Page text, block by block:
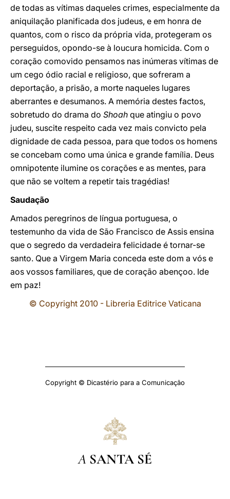
de todas as vítimas daqueles crimes, especialmente da
aniquilação planificada dos judeus, e em honra de
quantos, com o risco da própria vida, protegeram os
perseguidos, opondo-se à loucura homicida. Com o
coração comovido pensamos nas inúmeras vítimas de
um cego ódio racial e religioso, que sofreram a
deportação, a prisão, a morte naqueles lugares
aberrantes e desumanos. A memória destes factos,
sobretudo do drama do Shoah que atingiu o povo
judeu, suscite respeito cada vez mais convicto pela
dignidade de cada pessoa, para que todos os homens
se concebam como uma única e grande família. Deus
omnipotente ilumine os corações e as mentes, para
que não se voltem a repetir tais tragédias!
Saudação
Amados peregrinos de língua portuguesa, o
testemunho da vida de São Francisco de Assis ensina
que o segredo da verdadeira felicidade é tornar-se
santo. Que a Virgem Maria conceda este dom a vós e
aos vossos familiares, que de coração abençoo. Ide
em paz!
© Copyright 2010 - Libreria Editrice Vaticana
Copyright © Dicastério para a Comunicação
A SANTA SÉ